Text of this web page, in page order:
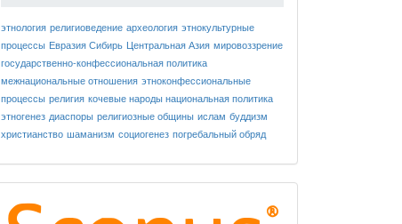
этнология религиоведение археология этнокультурные
процессы ЕвразияСибирь Центральная Азия мировоззрение
государственно-конфессиональная политика
межнациональные отношения этноконфессиональные
процессы религия кочевые народынациональная политика
этногенез диаспоры религиозные общины ислам буддизм
христианство шаманизм социогенез погребальный обряд